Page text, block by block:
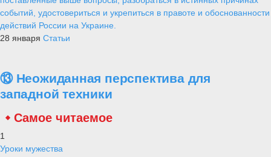
оснастить самолет планирующей авиабомбой «Дрель», которая
способна пробивать даже железобетонные укрепления толщиной в
метр.
2019 году, а второй - в 2020-м. Эти поставки будут произведены в
рамках контракта, подписанного Министерством обороны России и
ПАО «Сухой» на форуме «Армия-2018». Кроме того, как уже
сообщала «Военная платформа, в 2020 году планируется
истребителей Су-57, предполагающий передачу Воздушно-
космическим силам (ВКС) 13 таких машин. Срок контракта,